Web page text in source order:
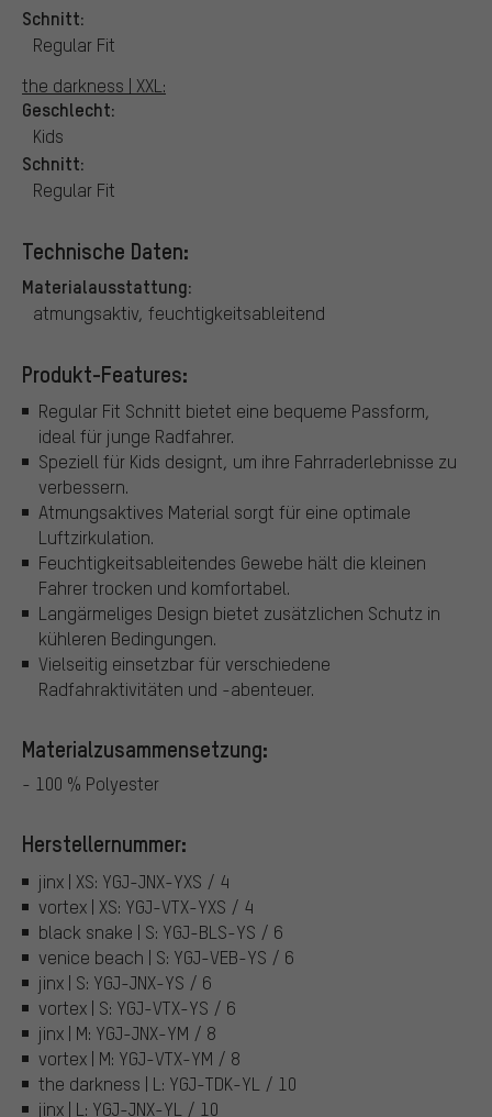
Schnitt:
Regular Fit
the darkness | XXL:
Geschlecht:
Kids
Schnitt:
Regular Fit
Technische Daten:
Materialausstattung:
atmungsaktiv, feuchtigkeitsableitend
Produkt-Features:
Regular Fit Schnitt bietet eine bequeme Passform,
ideal für junge Radfahrer.
Speziell für Kids designt, um ihre Fahrraderlebnisse zu
verbessern.
Atmungsaktives Material sorgt für eine optimale
Luftzirkulation.
Feuchtigkeitsableitendes Gewebe hält die kleinen
Fahrer trocken und komfortabel.
Langärmeliges Design bietet zusätzlichen Schutz in
kühleren Bedingungen.
Vielseitig einsetzbar für verschiedene
Radfahraktivitäten und -abenteuer.
Materialzusammensetzung:
- 100 % Polyester
Herstellernummer:
jinx | XS: YGJ-JNX-YXS / 4
vortex | XS: YGJ-VTX-YXS / 4
black snake | S: YGJ-BLS-YS / 6
venice beach | S: YGJ-VEB-YS / 6
jinx | S: YGJ-JNX-YS / 6
vortex | S: YGJ-VTX-YS / 6
jinx | M: YGJ-JNX-YM / 8
vortex | M: YGJ-VTX-YM / 8
the darkness | L: YGJ-TDK-YL / 10
jinx | L: YGJ-JNX-YL / 10